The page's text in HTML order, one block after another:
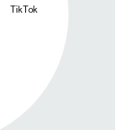
TikTok